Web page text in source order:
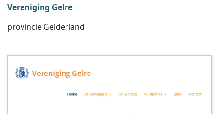
Vereniging Gelre
provincie Gelderland